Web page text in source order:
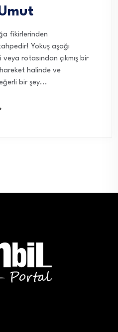
fikirlerinden
Yokuş aşağı
rotasından çıkmış bir
halinde ve
bir şey...